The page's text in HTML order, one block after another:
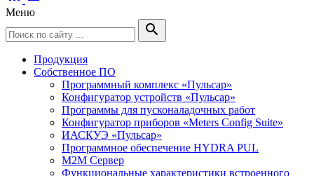
Меню
search
Продукция
Собственное ПО
Программный комплекс «Пульсар»
Конфигуратор устройств «Пульсар»
Программы для пусконаладочных работ
Конфигуратор приборов «Meters Config Suite»
ИАСКУЭ «Пульсар»
Программное обеспечение HYDRA PUL
M2M Сервер
Функциональные характеристики встроенного